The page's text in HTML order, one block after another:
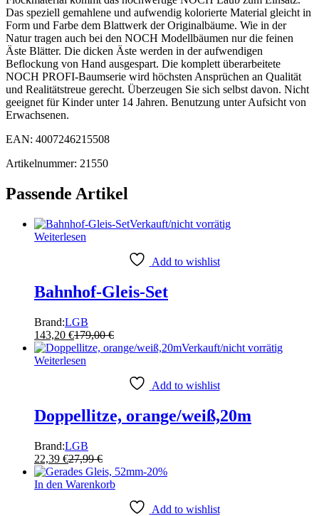
Das speziell gemahlene und aufwendig kolorierte Material gleicht in
Form und Farbe dem Blattwerk der Originalbäume. Wie in der
Natur tragen auch bei den NOCH Modellbäumen nur die feinen
Äste Blätter. Die dicken Äste werden in der aufwendigen
Beflockung von Hand ausgespart. Die komplett überarbeitete
NOCH PROFI-Baumserie wird höchsten Ansprüchen an Qualität
und Realitätstreue gerecht. Überzeugen Sie sich selbst davon. Nicht
geeignet für Kinder unter 14 Jahren. Benutzung unter Aufsicht von
Erwachsenen.
EAN: 4007246215508
Artikelnummer: 21550
Passende Artikel
Verkauft/nicht vorrätig
Weiterlesen
Add to wishlist
Bahnhof-Gleis-Set
Brand:LGB
143,20 €179,00€
Verkauft/nicht vorrätig
Weiterlesen
Add to wishlist
Doppellitze, orange/weiß,20m
Brand:LGB
22,39 €27,99€
-20%
In den Warenkorb
Add to wishlist